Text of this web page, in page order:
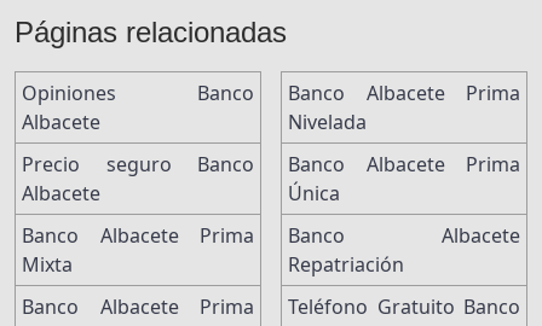
Páginas relacionadas
Opiniones Banco
Albacete
Precio seguro Banco
Albacete
Banco Albacete Prima
Mixta
Banco Albacete Prima
Banco Albacete Prima
Nivelada
Banco Albacete Prima
Única
Banco Albacete
Repatriación
Teléfono Gratuito Banco